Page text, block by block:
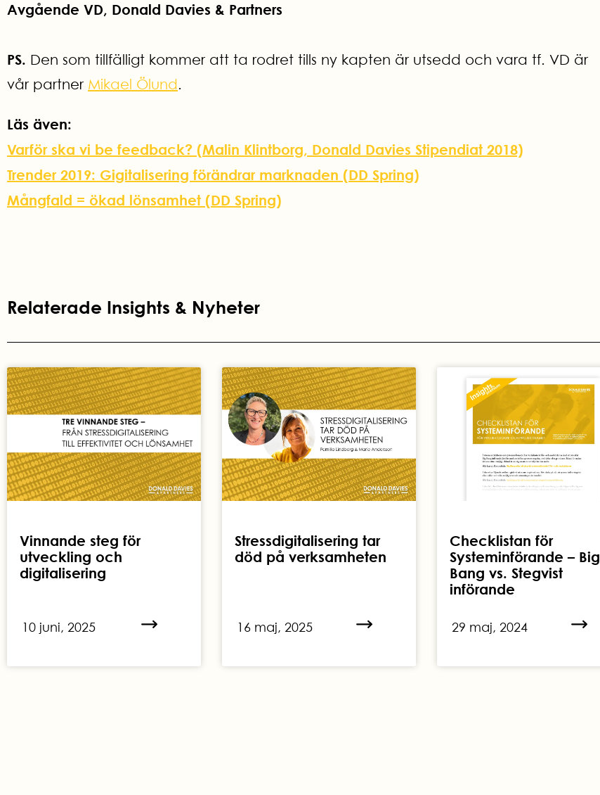
Avgående VD, Donald Davies & Partners
PS. Den som tillfälligt kommer att ta rodret tills ny kapten är utsedd och vara tf. VD är
vår partner Mikael Ölund.
Läs även:
Varför ska vi be feedback? (Malin Klintborg, Donald Davies Stipendiat 2018)
Trender 2019: Gigitalisering förändrar marknaden (DD Spring)
Mångfald = ökad lönsamhet (DD Spring)
Relaterade Insights & Nyheter
Vinnande steg för
utveckling och
digitalisering
10 juni, 2025
Stressdigitalisering tar
död på verksamheten
16 maj, 2025
Checklistan för
Systeminförande – Big
Bang vs. Stegvist
införande
29 maj, 2024